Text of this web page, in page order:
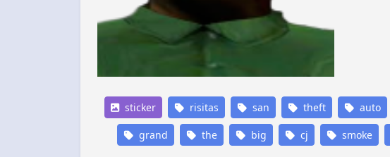
sticker risitas san theft auto
grand the big cj smoke